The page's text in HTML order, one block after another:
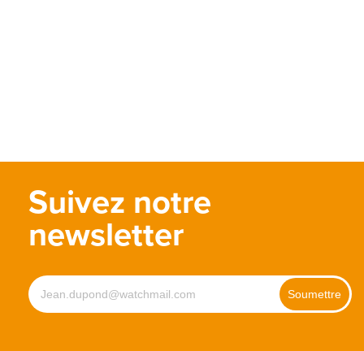
Suivez notre
newsletter